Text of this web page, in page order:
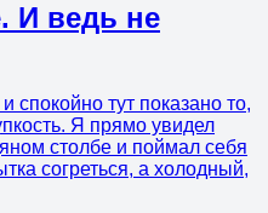
И ведь не
спокойно тут показано то,
Я прямо увидел
столбе и поймал себя
согреться, а холодный,